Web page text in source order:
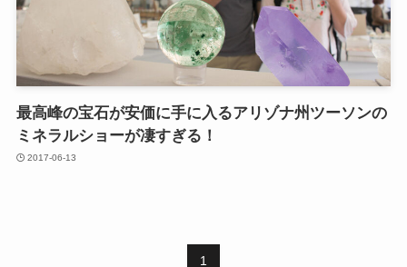
最高峰の宝石が安価に手に入るアリゾナ州ツーソンの
ミネラルショーが凄すぎる！
2017-06-13
1